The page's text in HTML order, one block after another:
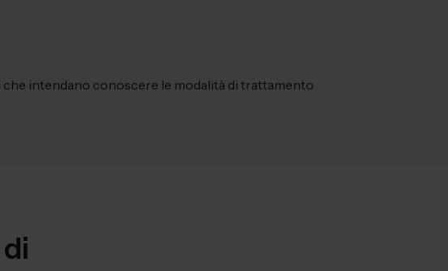
intendano conoscere le modalità di trattamento